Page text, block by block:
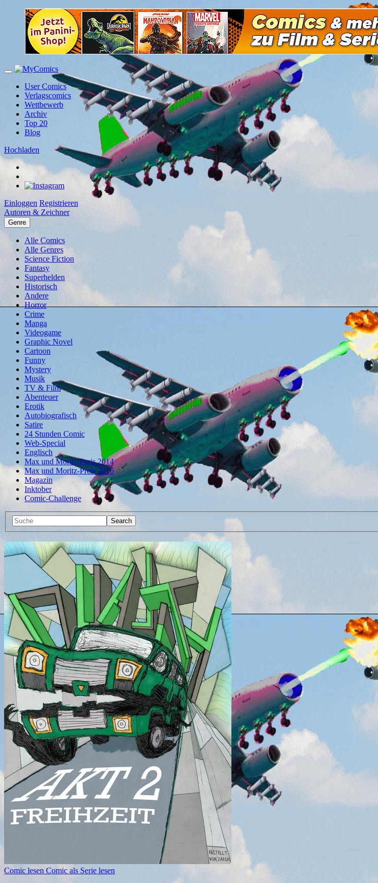
User Comics
Verlagscomics
Wettbewerb
Archiv
Top 20
Blog
Hochladen
Einloggen Registrieren
Autoren & Zeichner
Genre
Alle Comics
Alle Genres
Science Fiction
Fantasy
Superhelden
Historisch
Andere
Horror
Crime
Manga
Videogame
Graphic Novel
Cartoon
Funny
Mystery
Musik
TV & Film
Abenteuer
Erotik
Autobiografisch
Satire
24 Stunden Comic
Web-Special
Englisch
Max und Moritz-Preis 2014
Max und Moritz-Preis 2016
Magazin
Inktober
Comic-Challenge
Comic lesenComic als Serie lesen